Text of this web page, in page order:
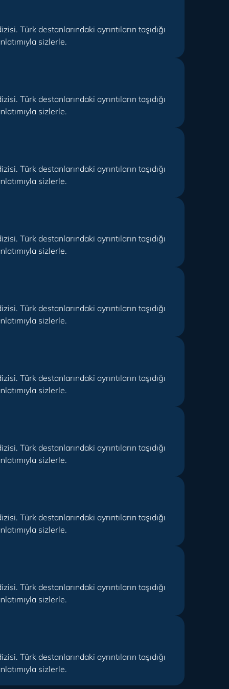
Türk destanlarındaki ayrıntıların taşıdığı
sizlerle.
Türk destanlarındaki ayrıntıların taşıdığı
sizlerle.
Türk destanlarındaki ayrıntıların taşıdığı
sizlerle.
Türk destanlarındaki ayrıntıların taşıdığı
sizlerle.
Türk destanlarındaki ayrıntıların taşıdığı
sizlerle.
Türk destanlarındaki ayrıntıların taşıdığı
sizlerle.
Türk destanlarındaki ayrıntıların taşıdığı
sizlerle.
Türk destanlarındaki ayrıntıların taşıdığı
sizlerle.
Türk destanlarındaki ayrıntıların taşıdığı
sizlerle.
Türk destanlarındaki ayrıntıların taşıdığı
sizlerle.